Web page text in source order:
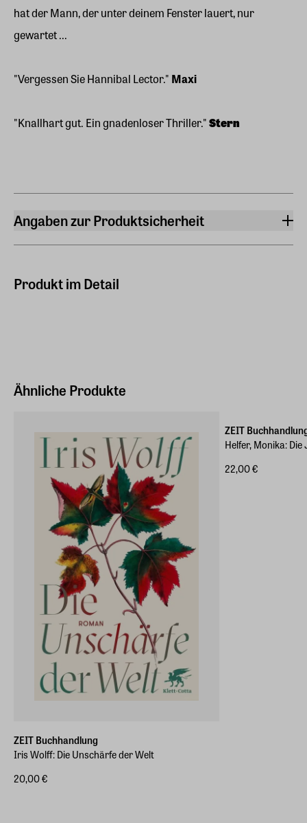
hat der Mann, der unter deinem Fenster lauert, nur
gewartet ...
"Vergessen Sie Hannibal Lector." Maxi
"Knallhart gut. Ein gnadenloser Thriller."Stern
Angaben zur Produktsicherheit
Produkt im Detail
Ähnliche Produkte
ZEIT Buchhandlung
Iris Wolff: Die Unschärfe der Welt
20,00 €
ZEIT
Helfer, Monika:
22,00 €